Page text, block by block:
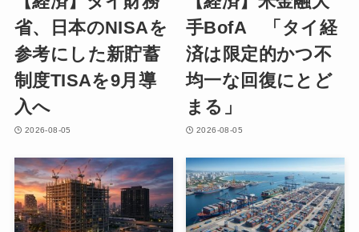
省、日本のNISAを
参考にした新貯蓄
制度TISAを9月導
入へ
2026-08-05
手BofA 「タイ経
済は限定的かつ不
均一な回復にとど
まる」
2026-08-05